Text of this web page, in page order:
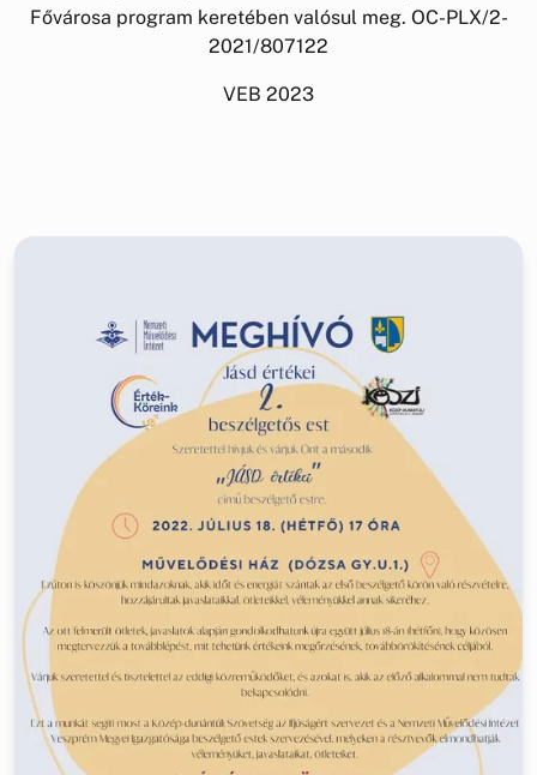
Fővárosa program keretében valósul meg. OC-PLX/2-
2021/807122
VEB 2023